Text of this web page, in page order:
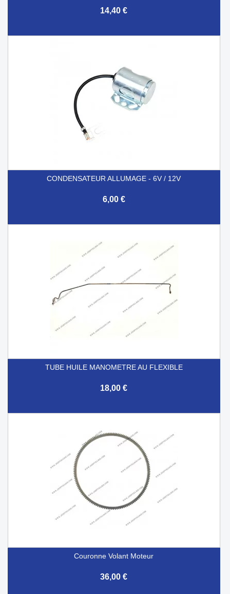
14,40 €
CONDENSATEUR ALLUMAGE - 6V / 12V
6,00 €
TUBE HUILE MANOMETRE AU FLEXIBLE
18,00 €
Couronne Volant Moteur
36,00 €